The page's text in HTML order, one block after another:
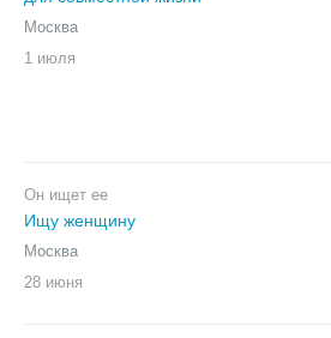
Москва
1 июля
Он ищет ее
Ищу женщину
Москва
28 июня